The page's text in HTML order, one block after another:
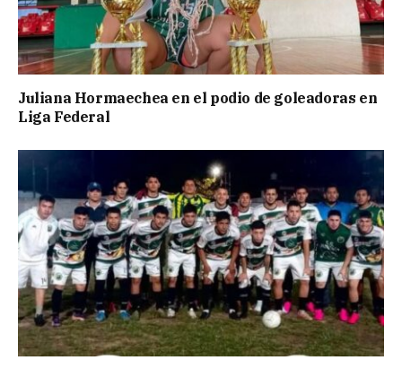
Juliana Hormaechea en el podio de goleadoras en
Liga Federal